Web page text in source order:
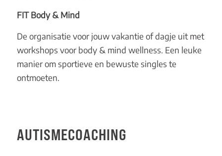
FIT Body & Mind
De organisatie voor jouw vakantie of dagje uit met
workshops voor body & mind wellness. Een leuke
manier om sportieve en bewuste singles te
ontmoeten.
AUTISMECOACHING